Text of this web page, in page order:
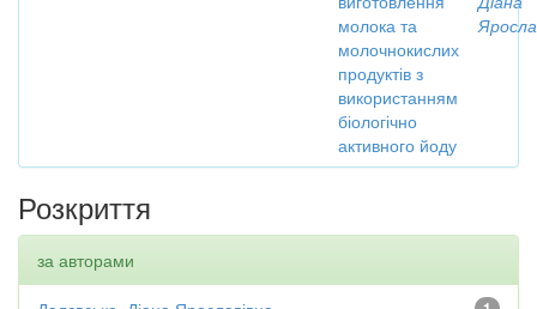
молока та
молочнокислих
продуктів з
використанням
біологічно
активного йоду
Розкриття
за авторами